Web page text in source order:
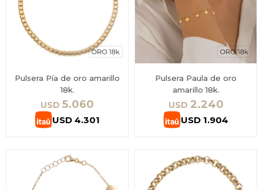
Pulsera Pía de oro amarillo
18k.
USD 5.060
USD 4.301
Pulsera Paula de oro
amarillo 18k.
USD 2.240
USD 1.904